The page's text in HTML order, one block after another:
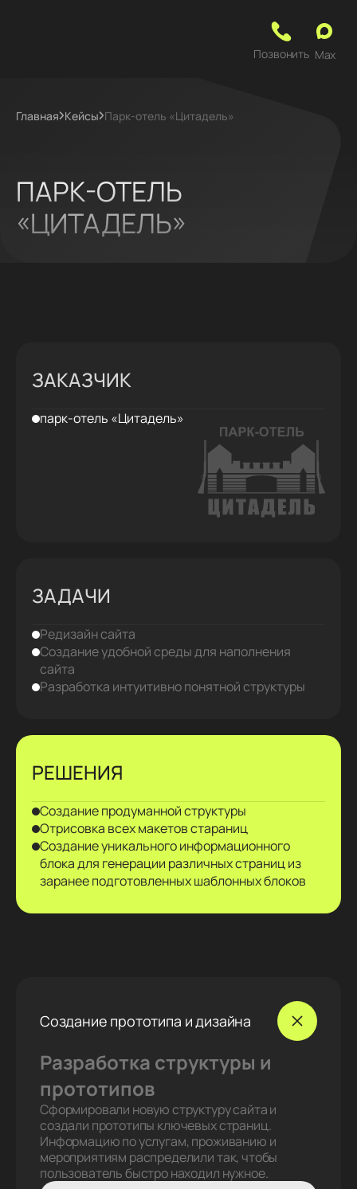
Позвонить Max
Главная Кейсы Парк-отель «Цитадель»
ПАРК-ОТЕЛЬ
«ЦИТАДЕЛЬ»
ЗАКАЗЧИК
парк-отель «Цитадель»
ЗАДАЧИ
Редизайн сайта
Создание удобной среды для наполнения
сайта
Разработка интуитивно понятной структуры
РЕШЕНИЯ
Создание продуманной структуры
Отрисовка всех макетов стараниц
Создание уникального информационного
блока для генерации различных страниц из
заранее подготовленных шаблонных блоков
Создание прототипа и дизайна
Разработка структуры и
прототипов
Сформировали новую структуру сайта и
создали прототипы ключевых страниц.
Информацию по услугам, проживанию и
мероприятиям распределили так, чтобы
пользователь быстро находил нужное.